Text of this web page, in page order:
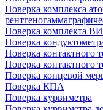
Поверка комплекса
Поверка комплекта
Поверка
Поверка контактного
Поверка контактного
Поверка концевой
Поверка КПА
Поверка курвиметра